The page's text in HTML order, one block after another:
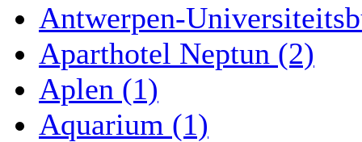
Antwerpen-
Aparthotel Neptun (2)
Aplen (1)
Aquarium (1)